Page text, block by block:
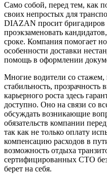
Само собой, перед тем, как
своих непростых для
DIAZAN просит бригадиров
проэкзаменовать
сроке. Компания помогает
особенности доставки
помощь в оформлении
Многие водители со
стабильность,
карьерного роста здесь
доступно. Оно на связи со
обсуждать возникающие
обязательств компании
так как не только оплату
компенсацию расходов в
возможность отдыха
сертифицированных СТО
берет на себя.